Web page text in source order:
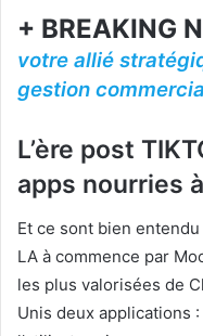
+ BREAKING
votre allié
gestion
L’ère post
apps nourries à
Et ce sont bien
LA à commence par
les plus valorisées de
Unis deux applications